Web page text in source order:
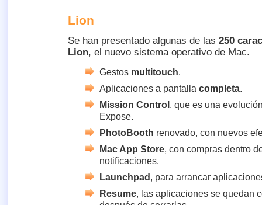
Lion
Se han presentado algunas de las 250
Lion, el nuevo sistema operativo de Mac.
Gestos multitouch.
Aplicaciones a pantalla completa.
Mission Control, que es una
Expose.
PhotoBooth renovado, con nuevos
Mac App Store, con compras dentro
notificaciones.
Launchpad, para arrancar
Resume, las aplicaciones se quedan